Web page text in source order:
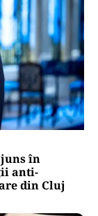
în
anti-
din Cluj